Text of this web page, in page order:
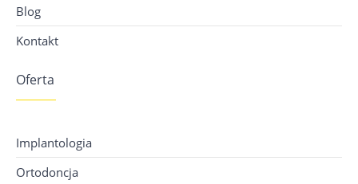
Blog
Kontakt
Oferta
Implantologia
Ortodoncja